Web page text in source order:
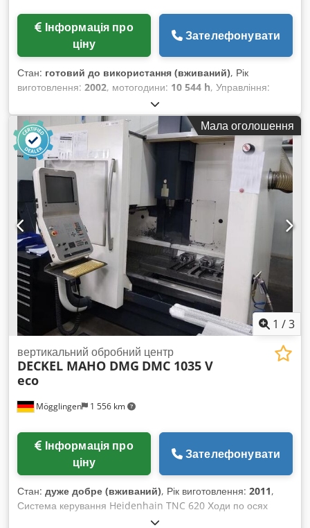
ціну
Зателефонувати
Стан: готовий до використання (вживаний), Рік
виготовлення: 2002, мотогодини: 10 544 h, Управління:
Heidenhain Вісь X: 1000 мм Вісь Y: 600 мм Вісь Z: 600 мм
Codpfxjzhn Ivj Agferf Довжина столу: 1200 мм Ширина
столу: 600 мм Габаритні розміри (орієнтовно): Довжина:
3000 мм Ширина: 2600 мм Висота: 2800 мм Вага: 5900 кг
Мала оголошення
1 /3
Mögglingen 1 556 km
вертикальний обробний центр
DECKEL MAHO DMG DMC 1035 V
eco
ціну
Зателефонувати
Стан: дуже добре (вживаний), Рік виготовлення: 2011,
Система керування Heidenhain TNC 620 Ходи по осях
X/Y/Z: 1035/560/510 мм, Швидкість обертання шпинделя: 12